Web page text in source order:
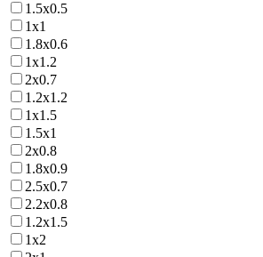
1.5х0.5
1х1
1.8х0.6
1х1.2
2х0.7
1.2х1.2
1х1.5
1.5х1
2х0.8
1.8х0.9
2.5х0.7
2.2х0.8
1.2х1.5
1х2